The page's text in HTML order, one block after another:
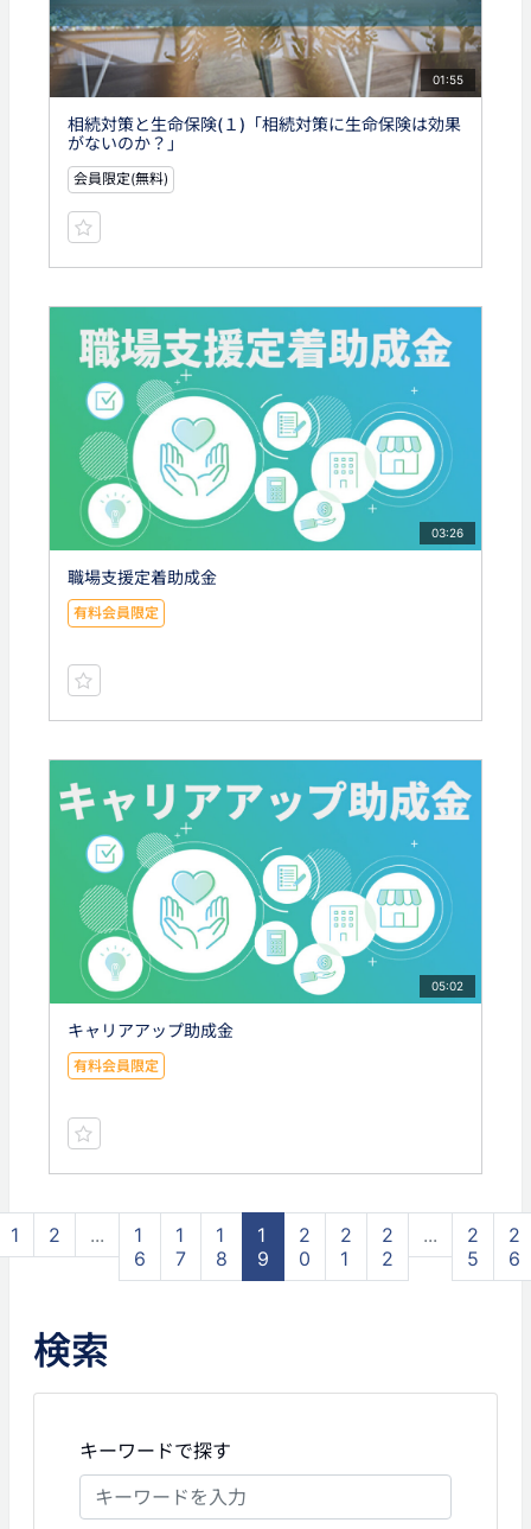
01:55
相続対策と生命保険(１)「相続対策に生命保険は効果
がないのか？」
会員限定(無料)
03:26
職場支援定着助成金
有料会員限定
05:02
キャリアアップ助成金
有料会員限定
1 2 ...
1
6
1
7
1
8
1
9
2
0
2
1
2
2
...
2
5
2
6
検索
キーワードで探す